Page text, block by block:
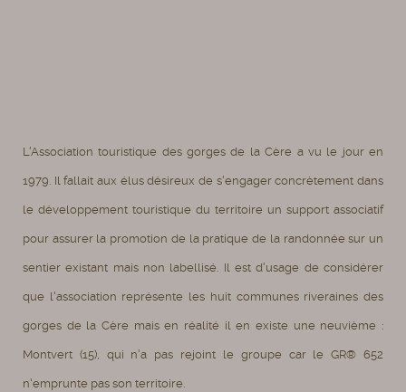
L'Association touristique des gorges de la Cère a vu le jour en
1979. Il fallait aux élus désireux de s'engager concrètement dans
le développement touristique du territoire un support associatif
pour assurer la promotion de la pratique de la randonnée sur un
sentier existant mais non labellisé. Il est d'usage de considérer
que l'association représente les huit communes riveraines des
gorges de la Cère mais en réalité il en existe une neuvième :
Montvert (15), qui n'a pas rejoint le groupe car le GR® 652
n'emprunte pas son territoire.